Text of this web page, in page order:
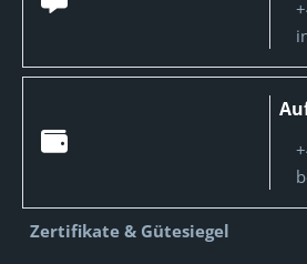
Zertifikate & Gütesiegel